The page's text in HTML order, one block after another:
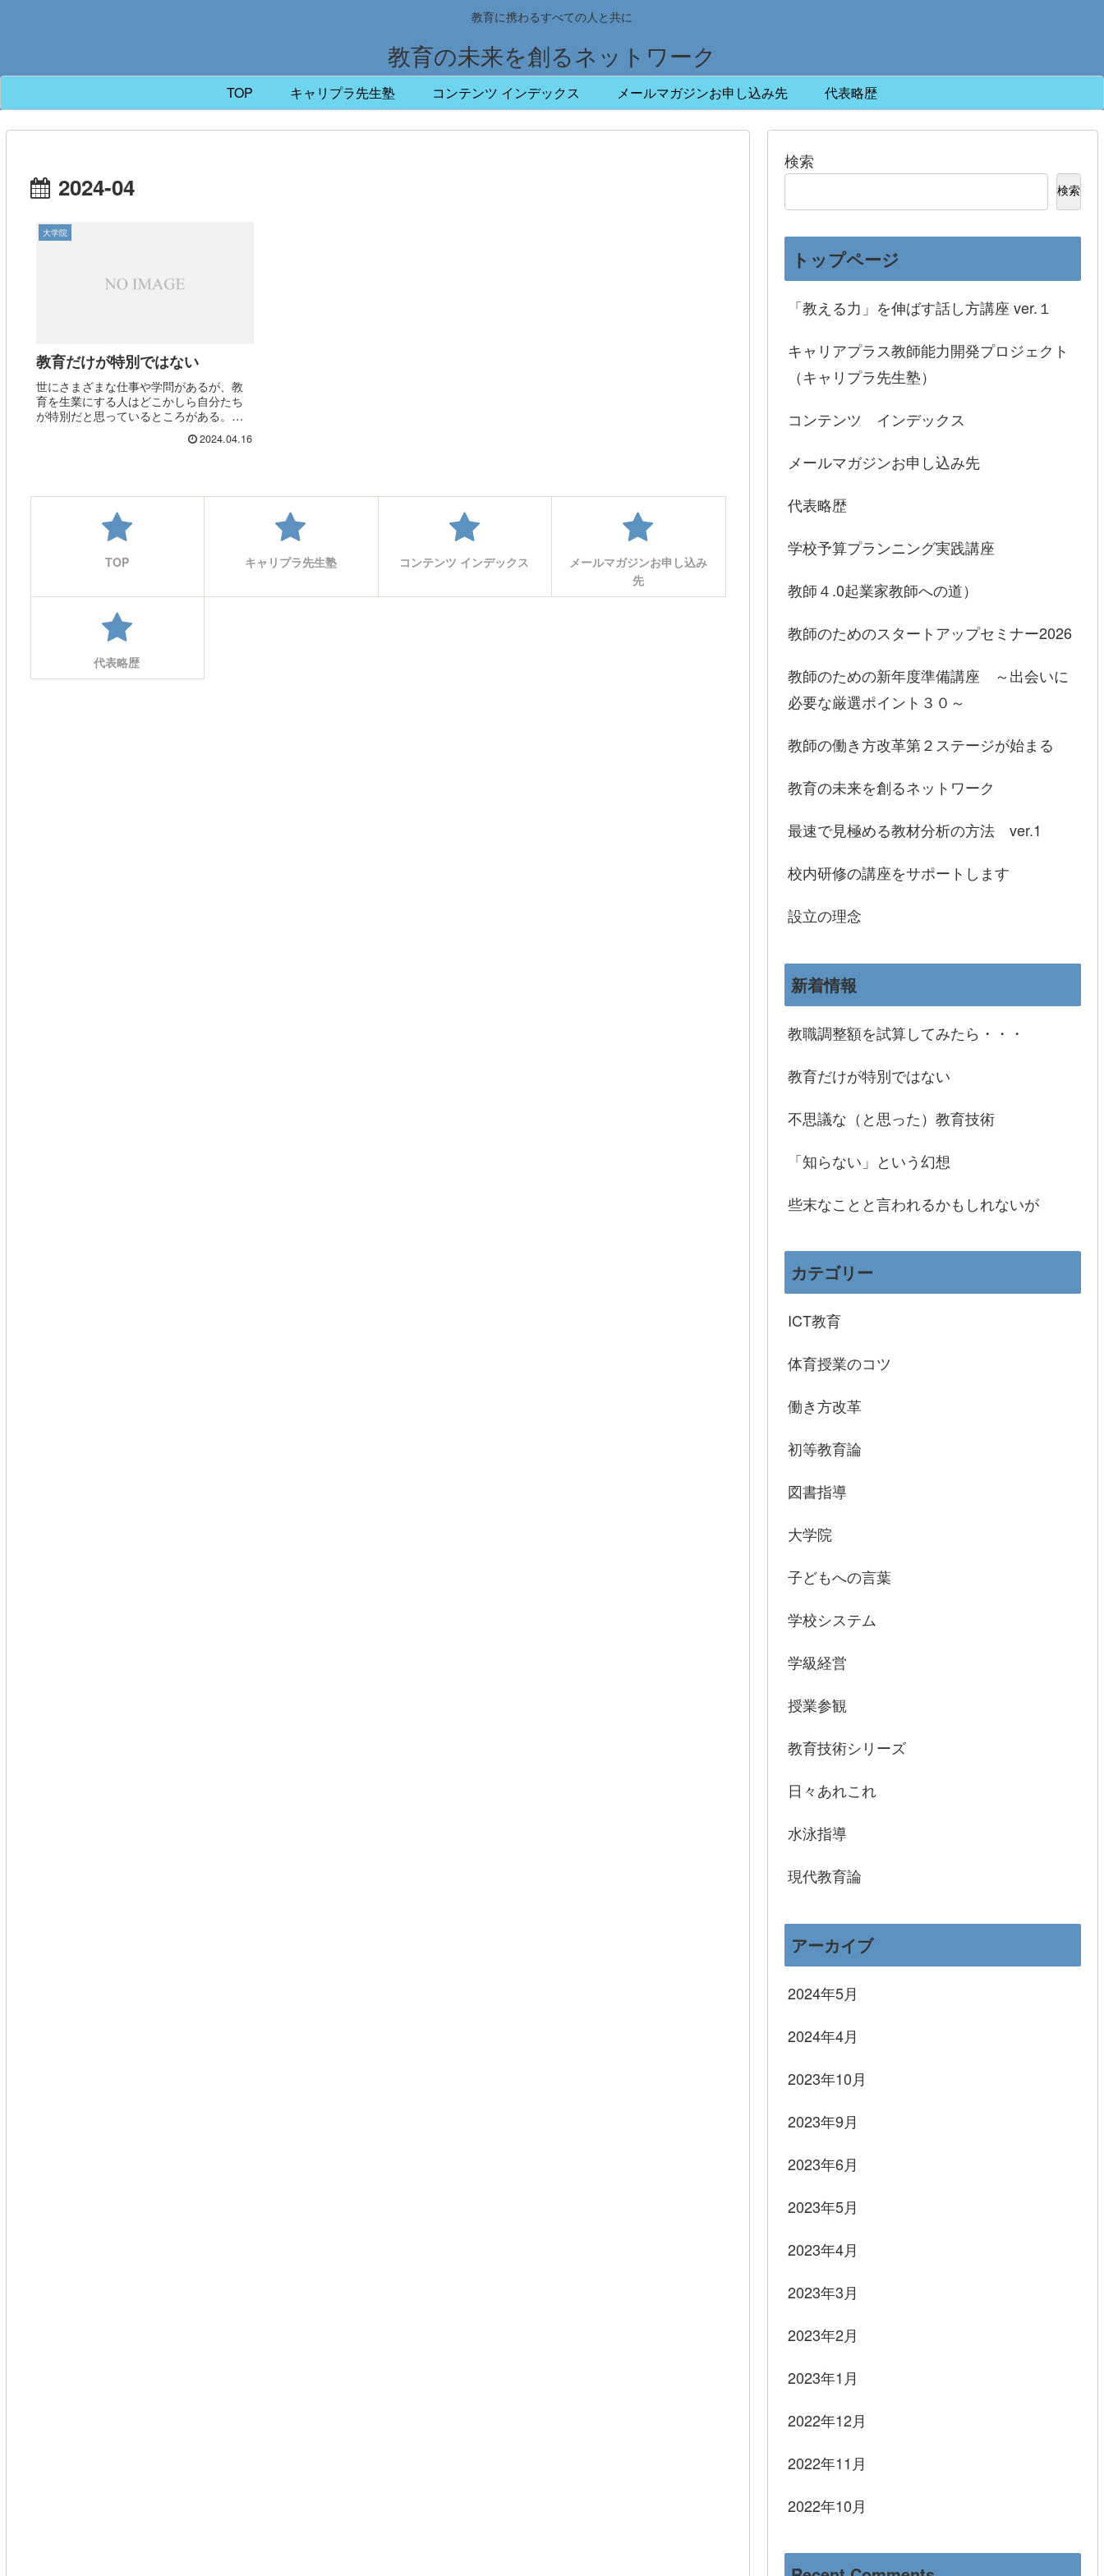
教育に携わるすべての人と共に
教育の未来を創るネットワーク
TOP キャリプラ先生塾 コンテンツ インデックス メールマガジンお申し込み先 代表略歴
2024-04
大学院
教育だけが特別ではない
世にさまざまな仕事や学問があるが、教
育を生業にする人はどこかしら自分たち
が特別だと思っているところがある。自
分もそうだった時がある。 「教育は生
身の人間を扱うから、実験はできない。
2024.04.16
TOP キャリプラ先生塾 コンテンツ インデックス
メールマガジンお申し込み
先
代表略歴
検索
検索
トップページ
「教える力」を伸ばす話し方講座 ver.１
キャリアプラス教師能力開発プロジェクト
（キャリプラ先生塾）
コンテンツ インデックス
メールマガジンお申し込み先
代表略歴
学校予算プランニング実践講座
教師４.0起業家教師への道）
教師のためのスタートアップセミナー2026
教師のための新年度準備講座 ～出会いに
必要な厳選ポイント３０～
教師の働き方改革第２ステージが始まる
教育の未来を創るネットワーク
最速で見極める教材分析の方法 ver.1
校内研修の講座をサポートします
設立の理念
新着情報
教職調整額を試算してみたら・・・
教育だけが特別ではない
不思議な（と思った）教育技術
「知らない」という幻想
些末なことと言われるかもしれないが
カテゴリー
ICT教育
体育授業のコツ
働き方改革
初等教育論
図書指導
大学院
子どもへの言葉
学校システム
学級経営
授業参観
教育技術シリーズ
日々あれこれ
水泳指導
現代教育論
アーカイブ
2024年5月
2024年4月
2023年10月
2023年9月
2023年6月
2023年5月
2023年4月
2023年3月
2023年2月
2023年1月
2022年12月
2022年11月
2022年10月